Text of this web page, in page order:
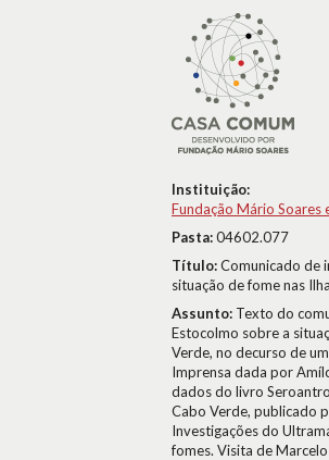
Instituição:
Fundação Mário Soares
Pasta:04602.077
Título:Comunicado de
situação de fome nas
Assunto: Texto do
Estocolmo sobre a
Verde, no decurso de
Imprensa dada por
dados do livro
Cabo Verde, publicado
Investigações do
fomes. Visita de